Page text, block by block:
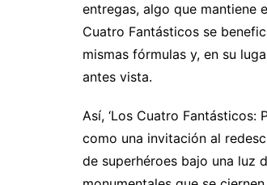
entregas, algo que mantiene
Cuatro Fantásticos se
mismas fórmulas y, en su
antes vista.
Así, ‘Los Cuatro Fantásticos:
como una invitación al
de superhéroes bajo una luz